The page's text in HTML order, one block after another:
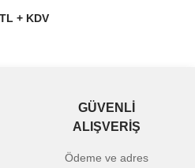
+ KDV
GÜVENLİ
ALIŞVERİŞ
Ödeme ve adres